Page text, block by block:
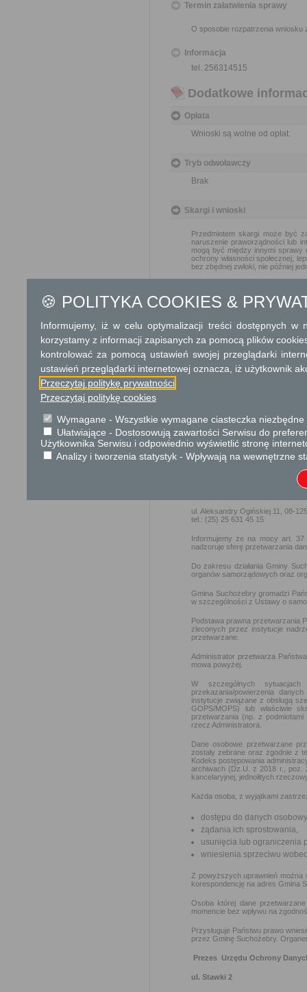
Termin załatwienia sprawy
O sposobie rozpatrzenia wniosku
Informacja
tel. 256314515
Dodatkowe
Opłata
Wnioski są wolne od opłat.
Tryb odwoławczy
Brak
Skargi i wnioski
Przedmiotem skargi może być
naruszenie praworządności lub
mogą być między innymi sprawy
ochrony własności społecznej,
bez zbędnej zwłoki, nie później
Informacje dodatkowe
załatwiają wnioski w ramach
Podstawa prawna
Ustawa z dnia 14
Ochrona danych osobowych
W związku z zapisami art. 13
kwietnia 2016 r. w sprawie
takich danych oraz uchylenia
informujemy, że Administratorem
ul. Aleksandry Ogińskiej 11, 08-
tel.: (25) 25 631 45 15
Informujemy że na mocy art. 37
nadzoruje sferę przetwarzania
Do zakresu działania Gminy
organów samorządowych oraz
Gmina Suchożebry gromadzi
w szczególności z Ustawy o
Podstawa prawna przetwarzania
zleconych przez instytucje
przetwarzane.
Administrator przetwarza
mowa powyżej.
W szczególnych sytuacjach
przekazania/powierzenia
instytucje związane z obsługą
GOPS/MOPS) lub właściwie
przetwarzania (np. z
rzecz Administratora.
Dane osobowe przetwarzane
zostały zebrane oraz zgodnie z
Kodeks postępowania
archiwach (Dz.U. z 2018 r., poz.
kancelaryjnej, jednolitych
Każda osoba, z wyjątkami
dostępu do danych
żądania ich sprostowania,
usunięcia lub ograniczenia
wniesienia sprzeciwu
Z powyższych uprawnień można
korespondencję na adres Gmina
Osoba której dane
momencie bez wpływu na
Przysługuje Państwu prawo
przez Gminę Suchożebry.
Prezes Urzędu Ochrony
ul. Stawki 2
🍪 POLITYKA COOKIES &
Informujemy, iż w celu optymalizacji treści dostępnych w
korzystamy z informacji zapisanych za pomocą plików
kontrolować za pomocą ustawień swojej przeglądarki
ustawień przeglądarki internetowej oznacza, iż użytkownik
Przeczytaj politykę prywatności
Przeczytaj politykę cookies
Wymagane - Wszystkie wymagane ciasteczka
Ułatwiające - Dostosowują zawartości Serwisu do
Użytkownika Serwisu i odpowiednio wyświetlić stronę
Analizy i tworzenia statystyk - Wpływają na wewnętrzne